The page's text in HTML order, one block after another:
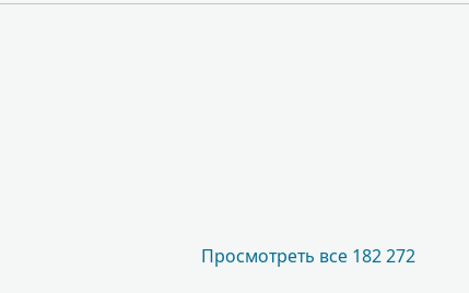
Просмотреть все 182 272